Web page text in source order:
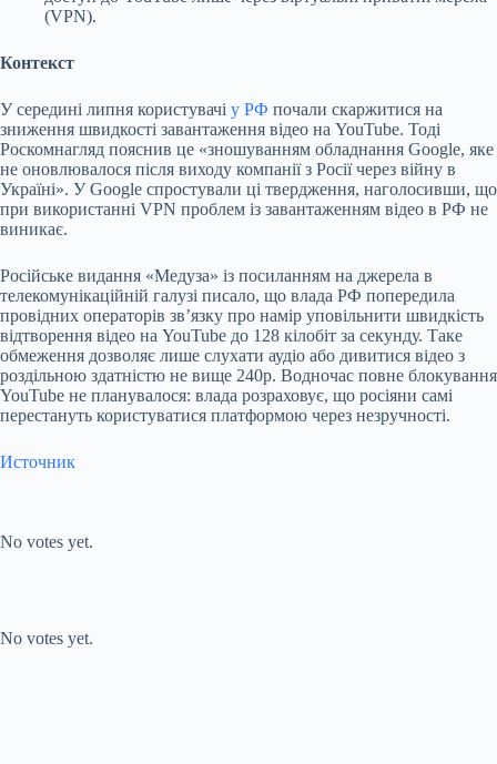
(VPN).
Контекст
У середині липня користувачі у РФ почали скаржитися на
зниження швидкості завантаження відео на YouTube. Тоді
Роскомнагляд пояснив це «зношуванням обладнання Google, яке
не оновлювалося після виходу компанії з Росії через війну в
Україні». У Google спростували ці твердження, наголосивши, що
при використанні VPN проблем із завантаженням відео в РФ не
виникає.
Російське видання «Медуза» із посиланням на джерела в
телекомунікаційній галузі писало, що влада РФ попередила
провідних операторів звʼязку про намір уповільнити швидкість
відтворення відео на YouTube до 128 кілобіт за секунду. Таке
обмеження дозволяє лише слухати аудіо або дивитися відео з
роздільною здатністю не вище 240p. Водночас повне блокування
YouTube не планувалося: влада розраховує, що росіяни самі
перестануть користуватися платформою через незручності.
Источник
No votes yet.
No votes yet.